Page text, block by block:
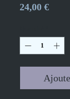
24,00 €Prix